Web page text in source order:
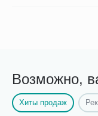
Возможно,
Хиты продаж